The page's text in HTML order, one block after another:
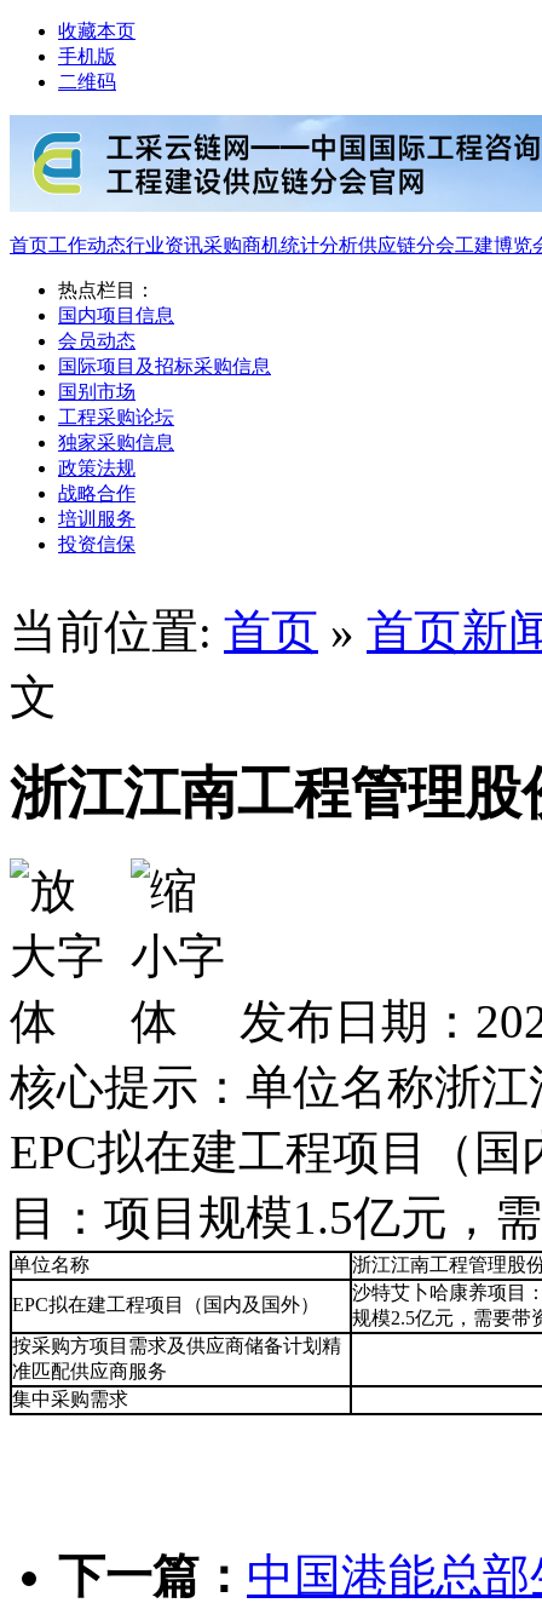
收藏本页
手机版
二维码
首页工作动态行业资讯采购商机统计分析供应链分会工建博览
热点栏目：
国内项目信息
会员动态
国际项目及招标采购信息
国别市场
工程采购论坛
独家采购信息
政策法规
战略合作
培训服务
投资信保
当前位置: 首页 » 首页新
文
浙江江南工程管理股
发布日期：
核心提示：单位名称浙
EPC拟在建工程项目（
目：项目规模1.5亿元，
单位名称
浙江江南工程管理股
EPC拟在建工程项目（国内及国外）
沙特艾卜哈康养项目
规模2.5亿元，需要带
按采购方项目需求及供应商储备计划精
准匹配供应商服务
集中采购需求
下一篇： 中国港能总